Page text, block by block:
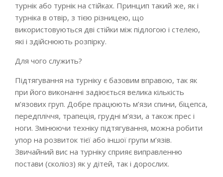
турнік або турнік на стійках. Принцип такий же, як і
турніка в отвір, з тією різницею, що
використовуються дві стійки між підлогою і стелею,
які і здійснюють розпірку.
Для чого служить?
Підтягування на турніку є базовим вправою, так як
при його виконанні задіюється велика кількість
м’язових груп. Добре працюють м’язи спини, біцепса,
передпліччя, трапеція, грудні м’язи, а також прес і
ноги. Змінюючи техніку підтягування, можна робити
упор на розвиток тієї або іншої групи м’язів.
Звичайний вис на турніку сприяє виправленню
постави (сколіоз) як у дітей, так і дорослих.